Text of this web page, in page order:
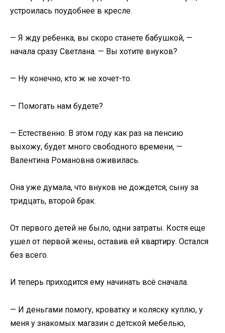
устроилась поудобнее в кресле.
— Я жду ребенка, вы скоро станете бабушкой, —
начала сразу Светлана. — Вы хотите внуков?
— Ну конечно, кто ж не хочет-то.
— Помогать нам будете?
— Естественно. В этом году как раз на пенсию
выхожу, будет много свободного времени, —
Валентина Романовна оживилась.
Она уже думала, что внуков не дождется, сыну за
тридцать, второй брак.
От первого детей не было, одни затраты. Костя еще
ушел от первой жены, оставив ей квартиру. Остался
без всего.
И теперь приходится ему начинать всё сначала.
— И деньгами помогу, кроватку и коляску куплю, у
меня у знакомых магазин с детской мебелью,